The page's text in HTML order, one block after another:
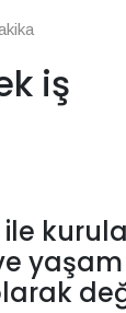
iş
yaşam